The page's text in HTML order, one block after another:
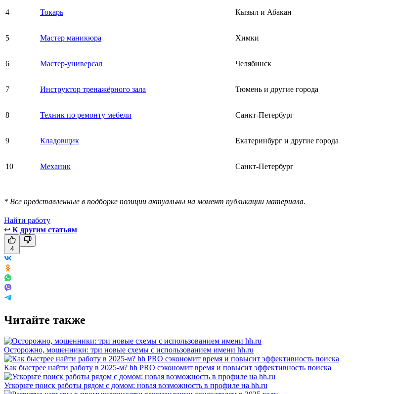
4 Токарь Кызыл и Абакан
5 Мастер маникюра Химки
6 Мастер-универсал Челябинск
7 Инструктор тренажёрного зала Тюмень и другие города
8 Техник по ремонту мебели Санкт-Петербург
9 Кладовщик Екатеринбург и другие города
10 Механик Санкт-Петербург
* Все представленные в подборке позиции актуальны на момент публикации материала.
Найти работу
↩ К другим статьям
4
Читайте также
Осторожно, мошенники: три новые схемы с использованием имени hh.ru
Как быстрее найти работу в 2025-м? hh PRO сэкономит время и повысит эффективность поиска
Ускорьте поиск работы рядом с домом: новая возможность в профиле на hh.ru